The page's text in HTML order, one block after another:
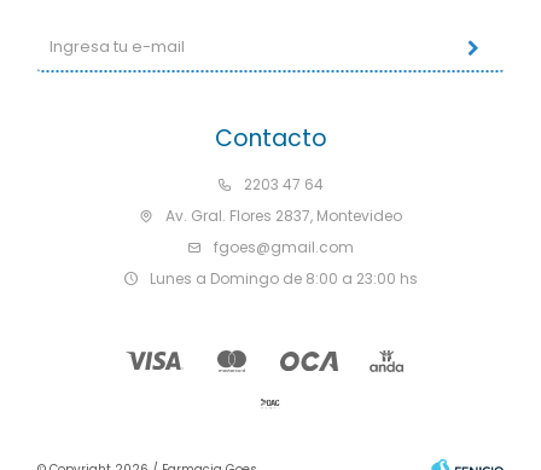
Contacto
2203 47 64
Av. Gral. Flores 2837, Montevideo
fgoes@gmail.com
Lunes a Domingo de 8:00 a 23:00 hs